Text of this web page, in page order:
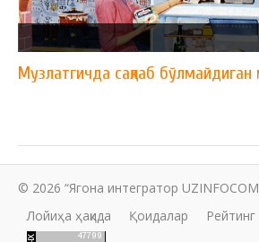
Музлатгичда сақлаб
© 2026 “Ягона интегратор
Лойиҳа ҳақида
Қоидалар Рейтинг